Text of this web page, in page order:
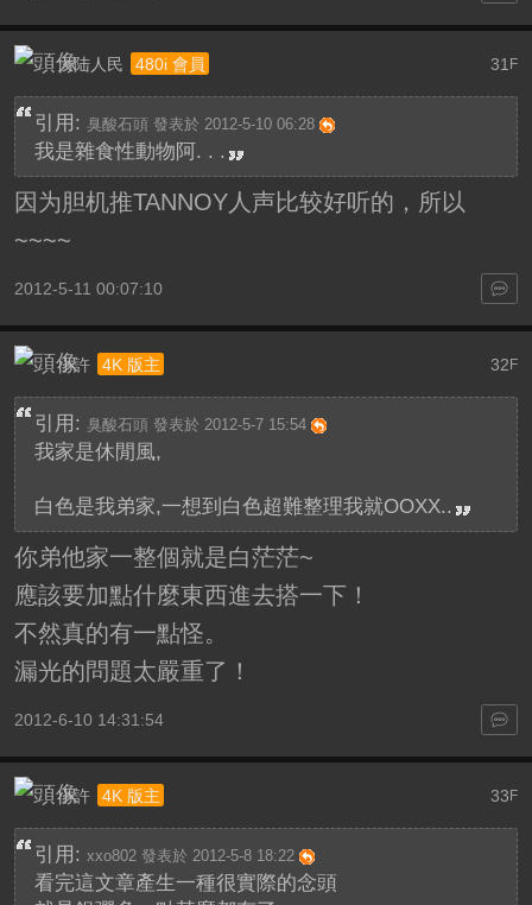
31 F
大陆人民 480i 會員
引用: 臭酸石頭 發表於 2012-5-10 06:28
我是雜食性動物阿. . .
因为胆机推TANNOY人声比较好听的，所以
~~~~
2012-5-11 00:07:10
32F
小許 4K 版主
引用: 臭酸石頭 發表於 2012-5-7 15:54
我家是休閒風,
白色是我弟家,一想到白色超難整理我就OOXX..
你弟他家一整個就是白茫茫~
應該要加點什麼東西進去搭一下！
不然真的有一點怪。
漏光的問題太嚴重了！
2012-6-10 14:31:54
33F
小許 4K 版主
引用: xxo802 發表於 2012-5-8 18:22
看完這文章產生一種很實際的念頭